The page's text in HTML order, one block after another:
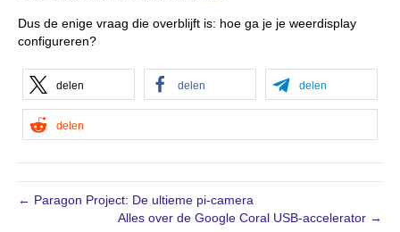
Dus de enige vraag die overblijft is: hoe ga je je weerdisplay
configureren?
delen delen delen
delen
← Paragon Project: De ultieme pi-camera
Alles over de Google Coral USB-accelerator →